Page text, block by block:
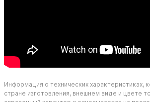
Информация о технических характеристиках,
стране изготовления, внешнем виде и цвете